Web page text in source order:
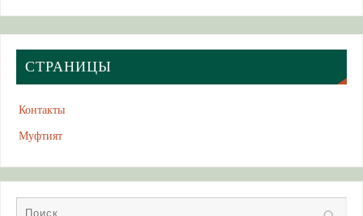
СТРАНИЦЫ
Контакты
Муфтият